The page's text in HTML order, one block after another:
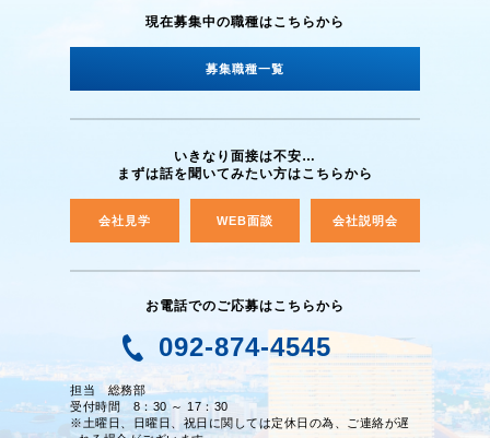
現在募集中の職種はこちらから
募集職種一覧
いきなり面接は不安…
まずは話を聞いてみたい方はこちらから
会社見学 WEB面談 会社説明会
お電話でのご応募はこちらから
092-874-4545
担当 総務部
受付時間 8：30 ～ 17：30
※土曜日、日曜日、祝日に関しては定休日の為、ご連絡が遅